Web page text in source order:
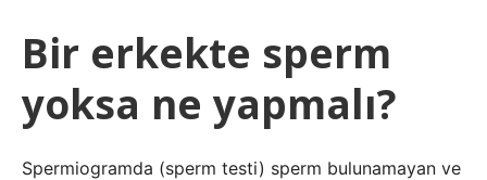
Bir erkekte sperm
yoksa ne yapmalı?
Spermiogramda (sperm testi) sperm bulunamayan ve